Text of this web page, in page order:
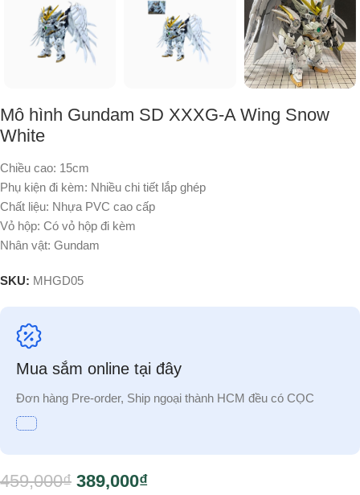
Mô hình Gundam SD XXXG-A Wing Snow
White
Chiều cao: 15cm
Phụ kiện đi kèm: Nhiều chi tiết lắp ghép
Chất liệu: Nhựa PVC cao cấp
Vỏ hộp: Có vỏ hộp đi kèm
Nhân vật: Gundam
SKU: MHGD05
Mua sắm online tại đây
Đơn hàng Pre-order, Ship ngoại thành HCM đều có CỌC
459,000₫ 389,000₫